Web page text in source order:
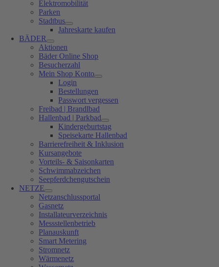
Elektromobilität
Parken
Stadtbus
Jahreskarte kaufen
BÄDER
Aktionen
Bäder Online Shop
Besucherzahl
Mein Shop Konto
Login
Bestellungen
Passwort vergessen
Freibad | Brandlbad
Hallenbad | Parkbad
Kindergeburtstag
Speisekarte Hallenbad
Barrierefreiheit & Inklusion
Kursangebote
Vorteils- & Saisonkarten
Schwimmabzeichen
Seepferdchengutschein
NETZE
Netzanschlussportal
Gasnetz
Installateurverzeichnis
Messstellenbetrieb
Planauskunft
Smart Metering
Stromnetz
Wärmenetz